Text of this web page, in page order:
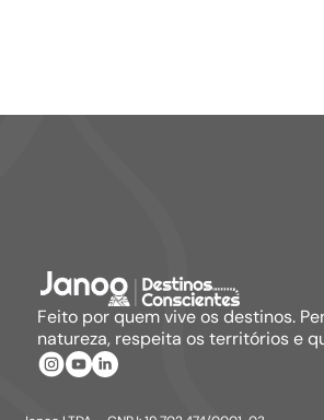
Feito por quem vive os destinos.
natureza, respeita os territórios e